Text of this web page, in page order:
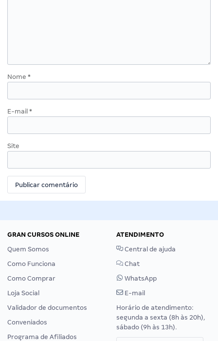
Nome *
E-mail *
Site
GRAN CURSOS ONLINE
Quem Somos
Como Funciona
Como Comprar
Loja Social
Validador de documentos
Conveniados
Programa de Afiliados
ATENDIMENTO
Central de ajuda
Chat
WhatsApp
E-mail
Horário de atendimento:
segunda a sexta (8h às 20h),
sábado (9h às 13h).